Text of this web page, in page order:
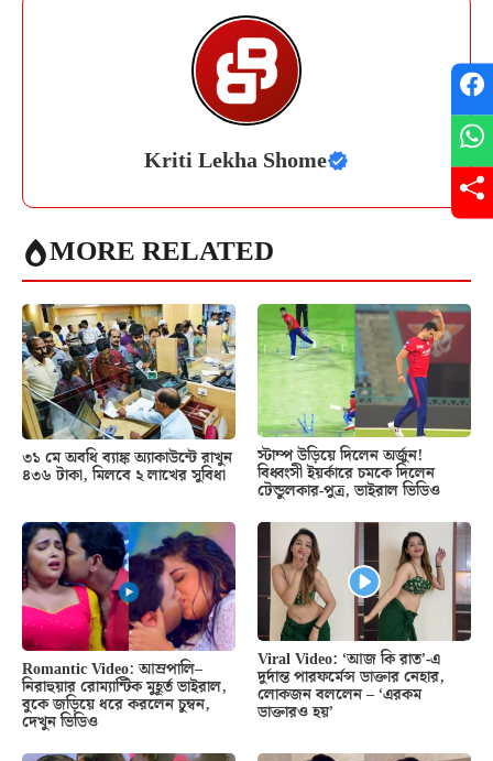
Kriti Lekha Shome
MORE RELATED
৩১ মে অবধি ব্যাঙ্ক অ্যাকাউন্টে রাখুন
৪৩৬ টাকা, মিলবে ২ লাখের সুবিধা
স্টাম্প উড়িয়ে দিলেন অর্জুন!
বিধ্বংসী ইয়র্কারে চমকে দিলেন
টেন্ডুলকার-পুত্র, ভাইরাল ভিডিও
Romantic Video: আম্রপালি–
নিরাহুয়ার রোম্যান্টিক মুহূর্ত ভাইরাল,
বুকে জড়িয়ে ধরে করলেন চুম্বন,
দেখুন ভিডিও
Viral Video: ‘আজ কি রাত’-এ
দুর্দান্ত পারফর্মেন্স ডাক্তার নেহার,
লোকজন বললেন – ‘এরকম
ডাক্তারও হয়’